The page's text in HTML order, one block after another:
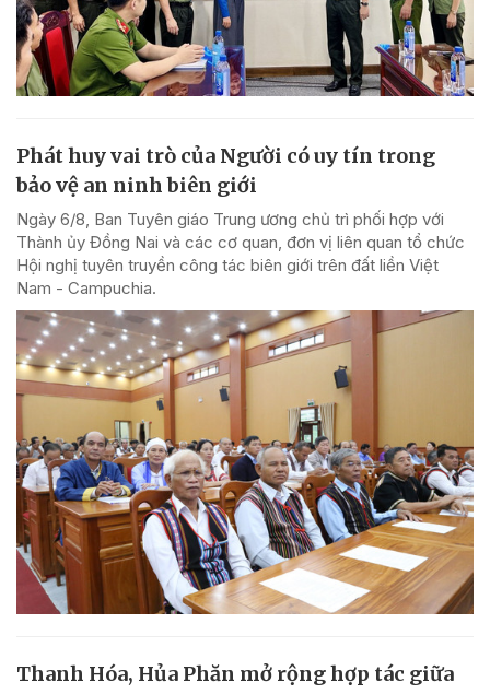
Phát huy vai trò của Người có uy tín trong
bảo vệ an ninh biên giới
Ngày 6/8, Ban Tuyên giáo Trung ương chủ trì phối hợp với
Thành ủy Đồng Nai và các cơ quan, đơn vị liên quan tổ chức
Hội nghị tuyên truyền công tác biên giới trên đất liền Việt
Nam - Campuchia.
Thanh Hóa, Hủa Phăn mở rộng hợp tác giữa